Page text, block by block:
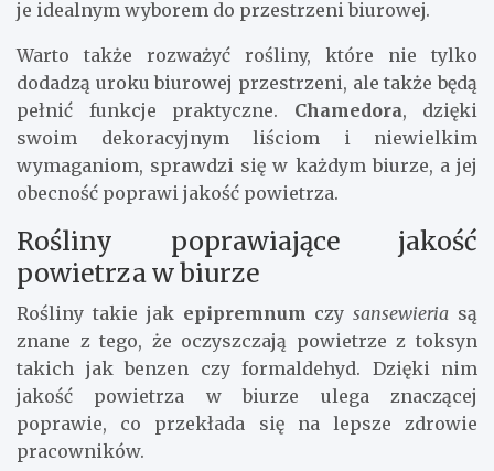
je idealnym wyborem do przestrzeni biurowej.
Warto także rozważyć rośliny, które nie tylko
dodadzą uroku biurowej przestrzeni, ale także będą
pełnić funkcje praktyczne. Chamedora, dzięki
swoim dekoracyjnym liściom i niewielkim
wymaganiom, sprawdzi się w każdym biurze, a jej
obecność poprawi jakość powietrza.
Rośliny poprawiające jakość
powietrza w biurze
Rośliny takie jak epipremnum czysansewieria są
znane z tego, że oczyszczają powietrze z toksyn
takich jak benzen czy formaldehyd. Dzięki nim
jakość powietrza w biurze ulega znaczącej
poprawie, co przekłada się na lepsze zdrowie
pracowników.